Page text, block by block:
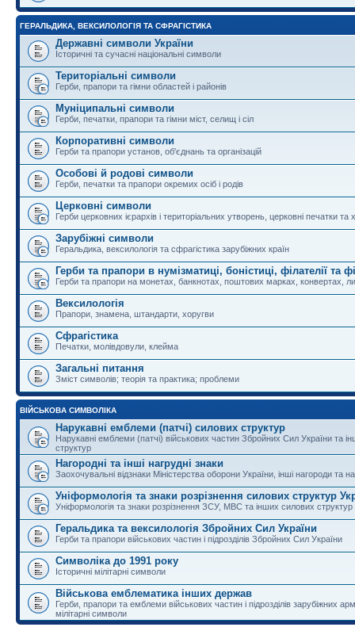
ГЕРАЛЬДИКА, ВЕКСИЛОЛОГІЯ ТА СФРАГІСТИКА
Державні символи України
Історичні та сучасні національні символи
Територіальні символи
Герби, прапори та гімни областей і районів
Муніципальні символи
Герби, печатки, прапори та гімни міст, селищ і сіл
Корпоративні символи
Герби та прапори установ, об'єднань та організацій
Особові й родові символи
Герби, печатки та прапори окремих осіб і родів
Церковні символи
Герби церковних ієрархів і територіальних утворень, церковні печатки та
Зарубіжні символи
Геральдика, вексилологія та сфрагістика зарубіжних країн
Герби та прапори в нумізматиці, боністиці, філателії та
Герби та прапори на монетах, банкнотах, поштових марках, конвертах,
Вексилологія
Прапори, знамена, штандарти, хоругви
Сфрагістика
Печатки, молівдовули, клейма
Загальні питання
Зміст символів; теорія та практика; проблеми
ВІЙСЬКОВА СИМВОЛІКА
Нарукавні емблеми (патчі) силових структур
Нарукавні емблеми (патчі) військових частин Збройних Сил України та
структур
Нагородні та інші нагрудні знаки
Заохочувальні відзнаки Міністерства оборони України, інші нагороди та
Уніформологія та знаки розрізнення силових структур
Уніформологія та знаки розрізнення ЗСУ, МВС та інших силових структур
Геральдика та вексилологія Збройних Сил України
Герби та прапори військових частин і підрозділів Збройних Сил України
Символіка до 1991 року
Історичні мілітарні символи
Військова емблематика інших держав
Герби, прапори та емблеми військових частин і підрозділів зарубіжних
мілітарні символи